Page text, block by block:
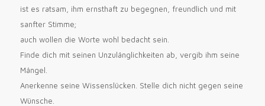
ist es ratsam, ihm ernsthaft zu begegnen, freundlich und mit
sanfter Stimme;
auch wollen die Worte wohl bedacht sein.
Finde dich mit seinen Unzulänglichkeiten ab, vergib ihm seine
Mängel.
Anerkenne seine Wissenslücken. Stelle dich nicht gegen seine
Wünsche.